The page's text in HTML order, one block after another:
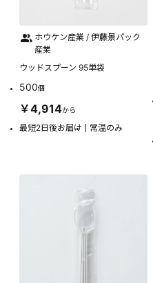
ホウケン産業 / 伊藤景パック
産業
ウッドスプーン 95単袋
500個
￥4,914から
最短2日後お届け 常温のみ